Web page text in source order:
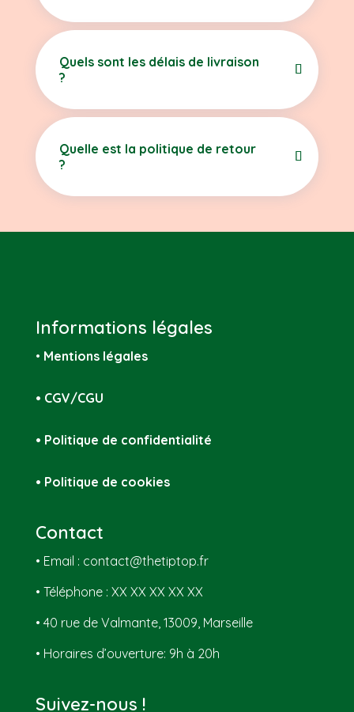
Quels sont les délais de livraison
?
Quelle est la politique de retour
?
Informations légales
• Mentions légales
• CGV/CGU
• Politique de confidentialité
• Politique de cookies
Contact
• Email : contact@thetiptop.fr
• Téléphone : XX XX XX XX XX
• 40 rue de Valmante, 13009, Marseille
• Horaires d’ouverture: 9h à 20h
Suivez-nous !